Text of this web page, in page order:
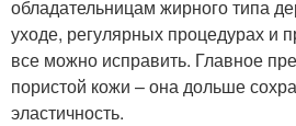
обладательницам жирного типа
уходе, регулярных процедурах и
все можно исправить. Главное
пористой кожи – она дольше
эластичность.